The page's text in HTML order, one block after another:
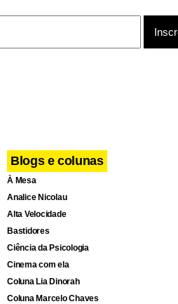
Associated Press.
Blogs e colunas
À Mesa
Analice Nicolau
Alta Velocidade
Bastidores
Ciência da Psicologia
Cinema com ela
Coluna Lia Dinorah
Coluna Marcelo Chaves